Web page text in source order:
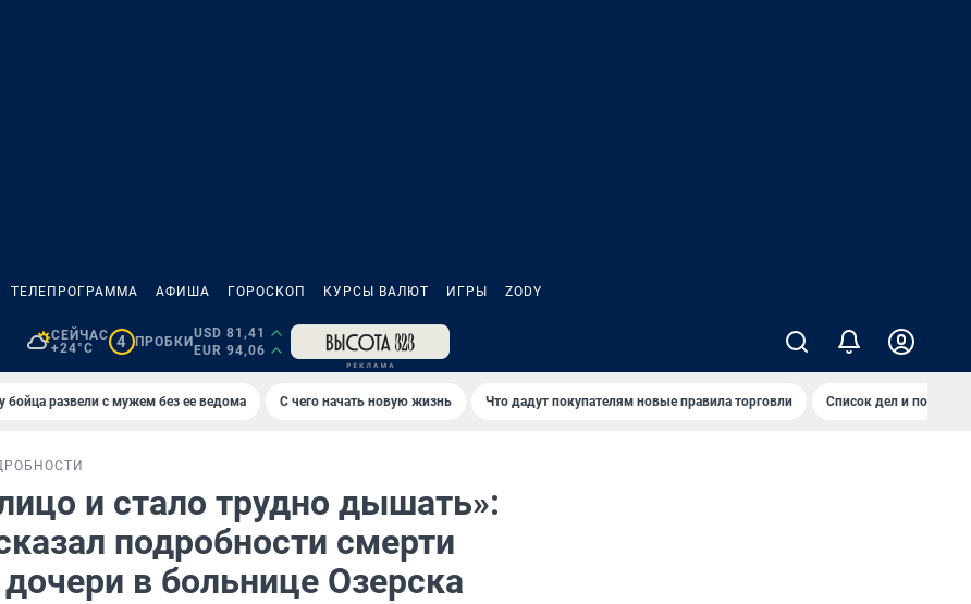
ТЕЛЕПРОГРАММА АФИША ГОРОСКОП КУРСЫ ВАЛЮТ ИГРЫ ZODY
СЕЙЧАС
+24°C
4 ПРОБКИ
USD 81,41
EUR 94,06
бойца развели с мужем без ее ведома С чего начать новую жизнь Что дадут покупателям новые правила торговли Список дел и покупок
и стало трудно дышать»:
подробности смерти
дочери в больнице Озерска